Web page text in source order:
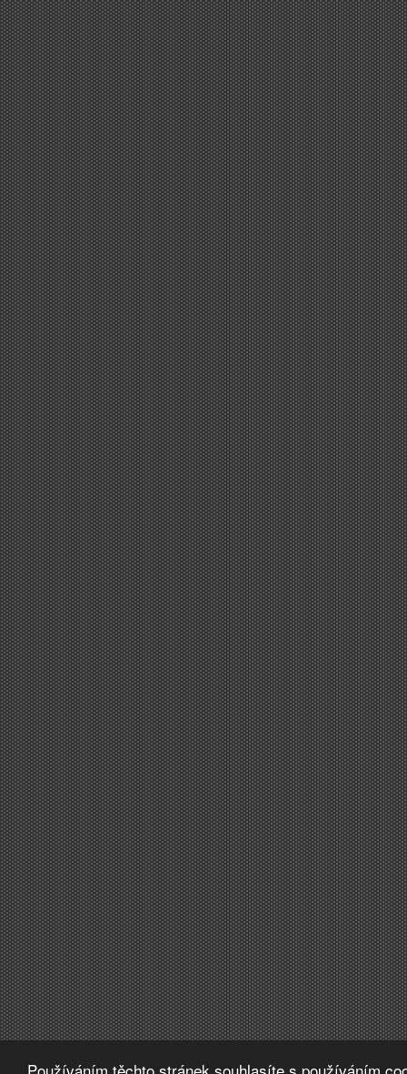
Používáním těchto stránek souhlasíte s používáním